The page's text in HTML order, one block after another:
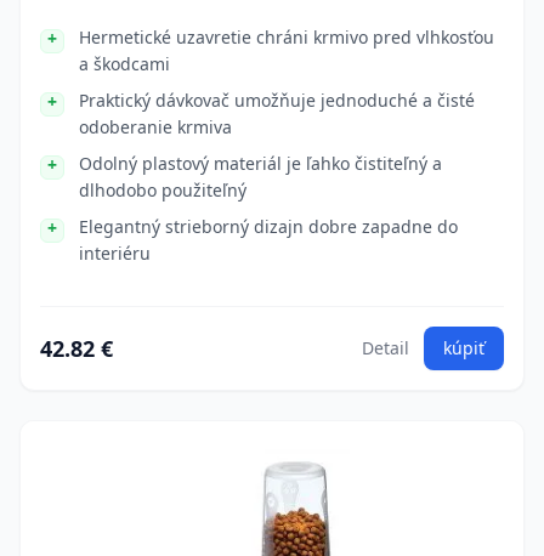
Hermetické uzavretie chráni krmivo pred vlhkosťou
a škodcami
Praktický dávkovač umožňuje jednoduché a čisté
odoberanie krmiva
Odolný plastový materiál je ľahko čistiteľný a
dlhodobo použiteľný
Elegantný strieborný dizajn dobre zapadne do
interiéru
42.82 € Detail kúpiť